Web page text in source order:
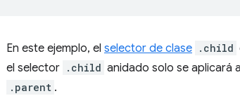
En este ejemplo, el selector de clase .child
el selector .child anidado solo se aplicará
.parent .